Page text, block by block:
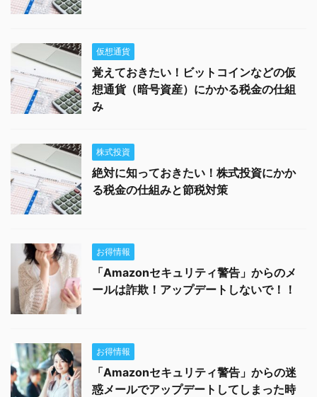
仮想通貨
覚えておきたい！ビットコインなどの仮
想通貨（暗号資産）にかかる税金の仕組
み
株式投資
絶対に知っておきたい！株式投資にかか
る税金の仕組みと節税対策
お得情報
「Amazonセキュリティ警告」からのメ
ールは詐欺！アップデートしないで！！
お得情報
「Amazonセキュリティ警告」からの迷
惑メールでアップデートしてしまった時